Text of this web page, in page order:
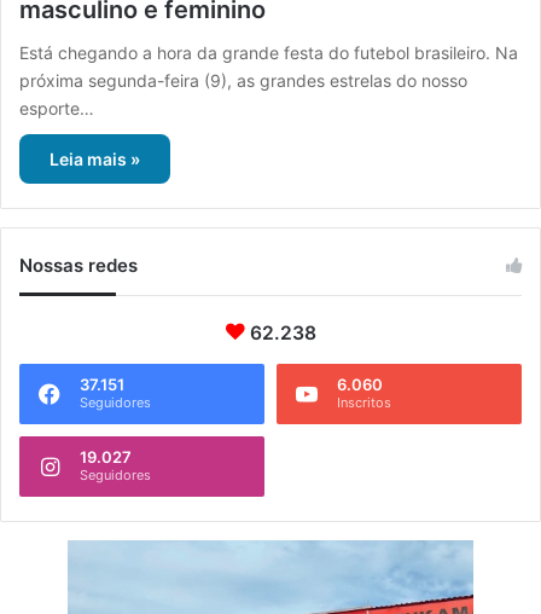
masculino e feminino
Está chegando a hora da grande festa do futebol brasileiro. Na
próxima segunda-feira (9), as grandes estrelas do nosso
esporte…
Leia mais »
Nossas redes
62.238
37.151
Seguidores
6.060
Inscritos
19.027
Seguidores